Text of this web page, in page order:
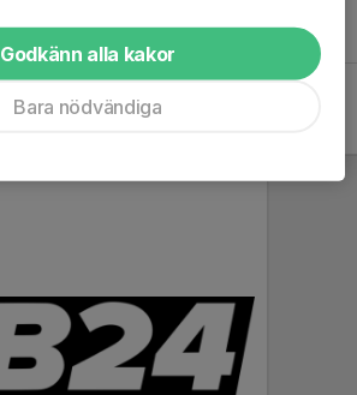
Godkänn alla kakor
Bara nödvändiga